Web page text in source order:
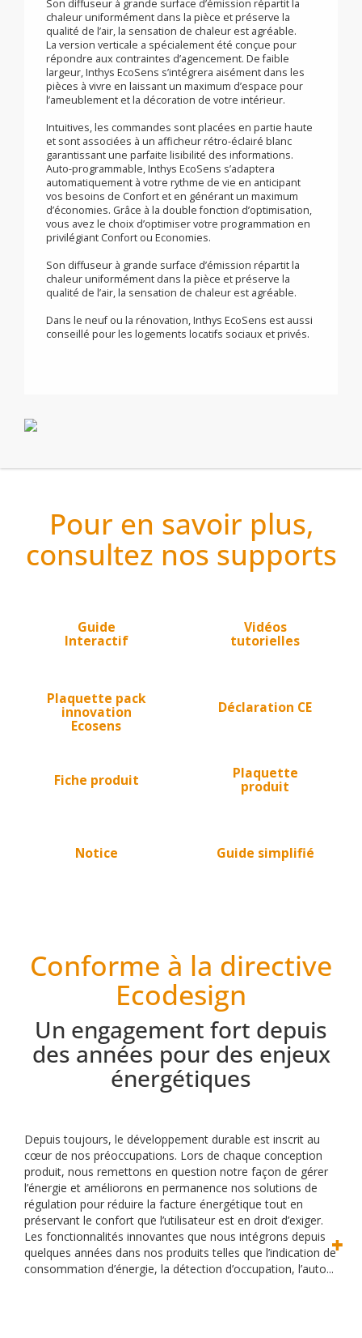
espace optimisé, performance et économies
d’énergie grâce aux Packs Innovation EcoSens.
Grâce à son design sobre, exclusif et innovant, Inthys
EcoSens s’intègre à tous les types d’intérieurs.
Angles arrondis, douceur des contours.
Son diffuseur à grande surface d’émission répartit la
qualité de l’air, la sensation de chaleur est agréable.
La version verticale a spécialement été conçue pour
répondre aux contraintes d’agencement. De faible
largeur, Inthys EcoSens s’intégrera aisément dans les
pièces à vivre en laissant un maximum d’espace pour
l’ameublement et la décoration de votre intérieur.
Intuitives, les commandes sont placées en partie haute
garantissant une parfaite lisibilité des informations.
Auto-programmable, Inthys EcoSens s’adaptera
automatiquement à votre rythme de vie en anticipant
d’économies. Grâce à la double fonction d’optimisation,
vous avez le choix d’optimiser votre programmation en
conseillé pour les logements locatifs sociaux et privés.
Pour en savoir plus,
consultez nos supports
Guide
Interactif
Vidéos
tutorielles
Plaquette pack
innovation
Ecosens
Déclaration CE
Fiche produit Plaquette
produit
Notice Guide simplifié
Conforme à la directive
Ecodesign
Un engagement fort depuis
des années pour des enjeux
énergétiques
Depuis toujours, le développement durable est inscrit au
cœur de nos préoccupations. Lors de chaque conception
produit, nous remettons en question notre façon de gérer
l’énergie et améliorons en permanence nos solutions de
régulation pour réduire la facture énergétique tout en
préservant le confort que l’utilisateur est en droit d’exiger.
Les fonctionnalités innovantes que nous intégrons depuis
quelques années dans nos produits telles que l’indication de
consommation d’énergie, la détection d’occupation, l’auto...